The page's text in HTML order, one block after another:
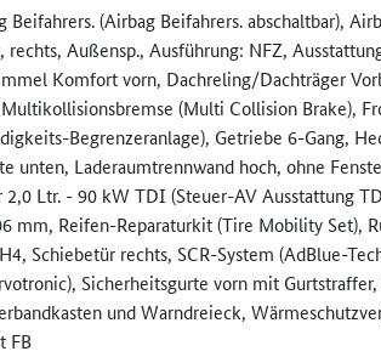
Beifahrers. (Airbag Beifahrers. abschaltbar),
rechts, Außensp., Ausführung: NFZ,
Komfort vorn, Dachreling/Dachträger
(Multi Collision Brake),
Begrenzeranl­age), Getriebe 6-Gang,
unten, Laderaumtrennwand hoch, ohne
Ltr. - 90 kW TDI (Steuer-AV Ausstattung
mm, Reifen-Reparaturkit (Tire Mobility
Schiebetür rechts, SCR-System (AdBlue-
Sicherheitsgurte vorn mit
und Warndreieck,
FB